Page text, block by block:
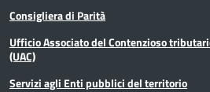
Consigliera di Parità
Ufficio Associato del Contenzioso
(UAC)
Servizi agli Enti pubblici del territorio